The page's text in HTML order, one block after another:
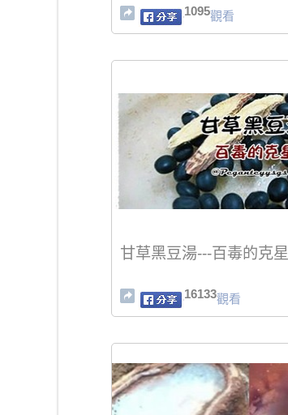
1095觀看
甘草黑豆湯---百毒的克星
16133觀看